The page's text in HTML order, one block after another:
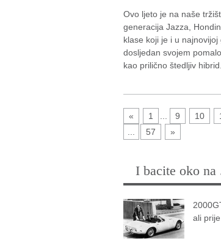
Ovo ljeto je na naše
generacija Jazza,
klase koji je i u
dosljedan svojem
kao prilično štedljiv hibrid.
« 1 9 10
57 »
I bacite oko na
ali